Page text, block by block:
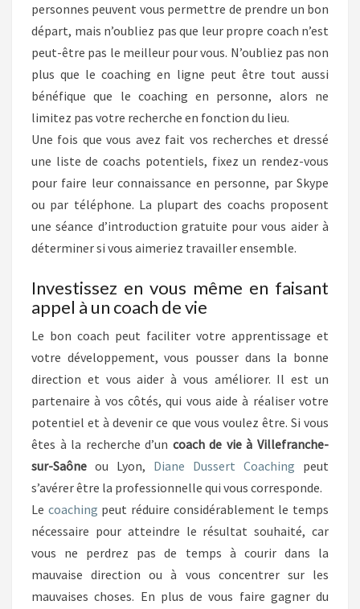
personnes peuvent vous permettre de prendre un bon
départ, mais n’oubliez pas que leur propre coach n’est
peut-être pas le meilleur pour vous. N’oubliez pas non
plus que le coaching en ligne peut être tout aussi
bénéfique que le coaching en personne, alors ne
limitez pas votre recherche en fonction du lieu.
Une fois que vous avez fait vos recherches et dressé
une liste de coachs potentiels, fixez un rendez-vous
pour faire leur connaissance en personne, par Skype
ou par téléphone. La plupart des coachs proposent
une séance d’introduction gratuite pour vous aider à
déterminer si vous aimeriez travailler ensemble.
Investissez en vous même en faisant
appel à un coach de vie
Le bon coach peut faciliter votre apprentissage et
votre développement, vous pousser dans la bonne
direction et vous aider à vous améliorer. Il est un
partenaire à vos côtés, qui vous aide à réaliser votre
potentiel et à devenir ce que vous voulez être. Si vous
êtes à la recherche d’un coach de vie à Villefranche-
sur-Saône ou Lyon, Diane Dussert Coaching peut
s’avérer être la professionnelle qui vous corresponde.
Le coaching peut réduire considérablement le temps
nécessaire pour atteindre le résultat souhaité, car
vous ne perdrez pas de temps à courir dans la
mauvaise direction ou à vous concentrer sur les
mauvaises choses. En plus de vous faire gagner du